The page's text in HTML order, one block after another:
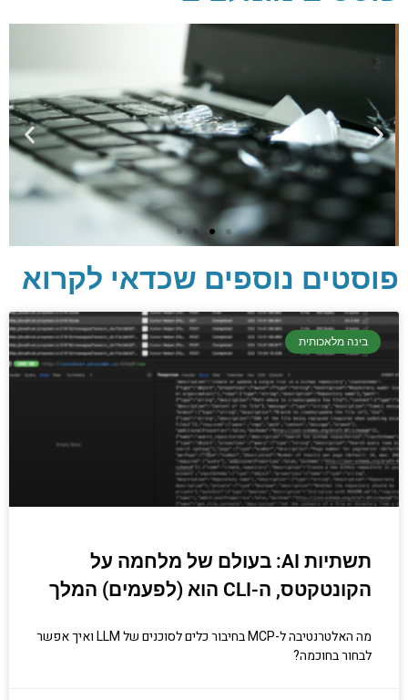
יסודות בתכנות
קריפטוגרפיה, ביצועים, אבטחת מידע ומידע
יסודי וחשוב שגם מתכנתים מנוסים לא תמיד
יודעים.
הכנסו עכשיו
פוסטים נוספים שכדאי לקרוא
בינה מלאכותית
תשתיות AI: בעולם של מלחמה על
הקונטקטס, ה-CLI הוא (לפעמים) המלך
מה האלטרנטיבה ל-MCP בחיבור כלים לסוכנים של LLM ואיך אפשר
לבחור בחוכמה?